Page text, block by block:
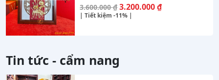
3.600.000₫Giá
gốc
3.200.000₫Giá
| Tiết kiệm-11% |
Tin tức - cẩm nang